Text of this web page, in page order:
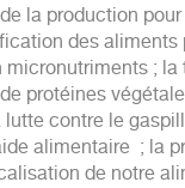
la production
des aliments
micronutriments ; la
protéines
lutte contre le
alimentaire ; la
de notre